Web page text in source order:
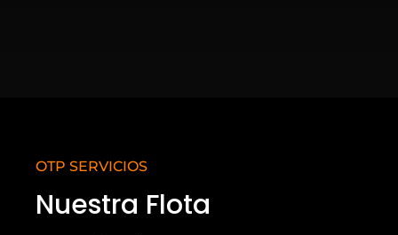
OTP SERVICIOS
Nuestra Flota